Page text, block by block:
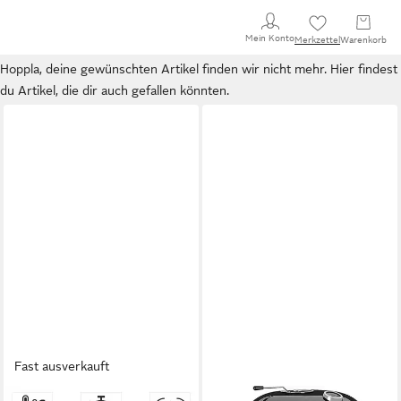
Mein KontoMerkzettel Warenkorb
Hoppla, deine gewünschten Artikel finden wir nicht mehr. Hier findest
du Artikel, die dir auch gefallen könnten.
Fast ausverkauft